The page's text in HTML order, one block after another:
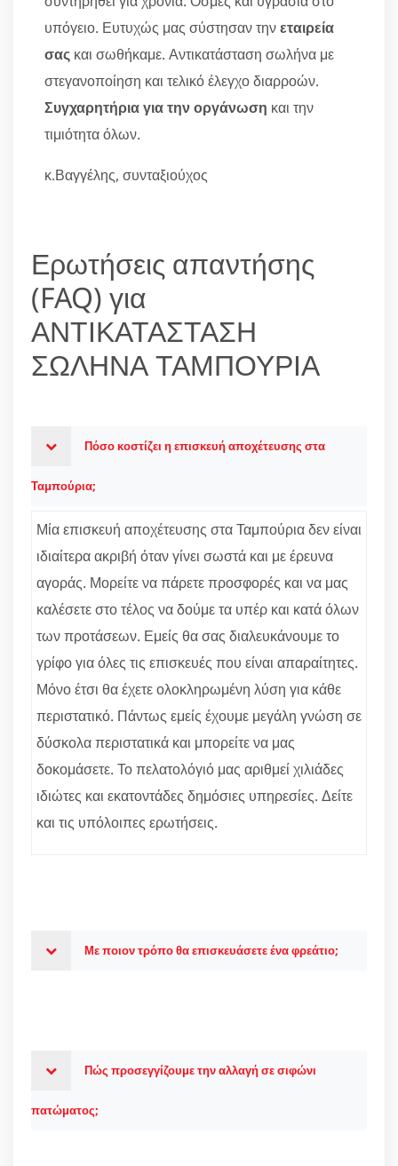
υπόγειο. Ευτυχώς μας σύστησαν τηνεταιρεία
σας και σωθήκαμε. Αντικατάσταση σωλήνα με
στεγανοποίηση και τελικό έλεγχο διαρροών.
Συγχαρητήρια για την οργάνωση και την
τιμιότητα όλων.
κ.Βαγγέλης, συνταξιούχος
Ερωτήσεις απαντήσης
(FAQ) για
ΑΝΤΙΚΑΤΑΣΤΑΣΗ
ΣΩΛΗΝΑ ΤΑΜΠΟΥΡΙΑ
Πόσο κοστίζει η επισκευή αποχέτευσης στα
Ταμπούρια;
Μία επισκευή αποχέτευσης στα Ταμπούρια δεν είναι
ιδιαίτερα ακριβή όταν γίνει σωστά και με έρευνα
αγοράς. Μορείτε να πάρετε προσφορές και να μας
καλέσετε στο τέλος να δούμε τα υπέρ και κατά όλων
των προτάσεων. Εμείς θα σας διαλευκάνουμε το
γρίφο για όλες τις επισκευές που είναι απαραίτητες.
Μόνο έτσι θα έχετε ολοκληρωμένη λύση για κάθε
περιστατικό. Πάντως εμείς έχουμε μεγάλη γνώση σε
δύσκολα περιστατικά και μπορείτε να μας
δοκομάσετε. Το πελατολόγιό μας αριθμεί χιλιάδες
ιδιώτες και εκατοντάδες δημόσιες υπηρεσίες. Δείτε
και τις υπόλοιπες ερωτήσεις.
Με ποιον τρόπο θα επισκευάσετε ένα φρεάτιο;
Πώς προσεγγίζουμε την αλλαγή σε σιφώνι
πατώματος;